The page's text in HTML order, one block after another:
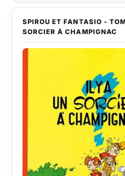
SPIROU ET FANTASIO -
SORCIER À CHAMPIGNAC